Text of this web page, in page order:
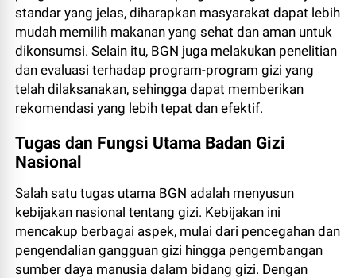
standar yang jelas, diharapkan masyarakat dapat lebih
mudah memilih makanan yang sehat dan aman untuk
dikonsumsi. Selain itu, BGN juga melakukan penelitian
dan evaluasi terhadap program-program gizi yang
telah dilaksanakan, sehingga dapat memberikan
rekomendasi yang lebih tepat dan efektif.
Tugas dan Fungsi Utama Badan Gizi
Nasional
Salah satu tugas utama BGN adalah menyusun
kebijakan nasional tentang gizi. Kebijakan ini
mencakup berbagai aspek, mulai dari pencegahan dan
pengendalian gangguan gizi hingga pengembangan
sumber daya manusia dalam bidang gizi. Dengan